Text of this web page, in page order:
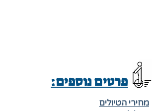
מחירי הטיולים
פרטים נוספים: